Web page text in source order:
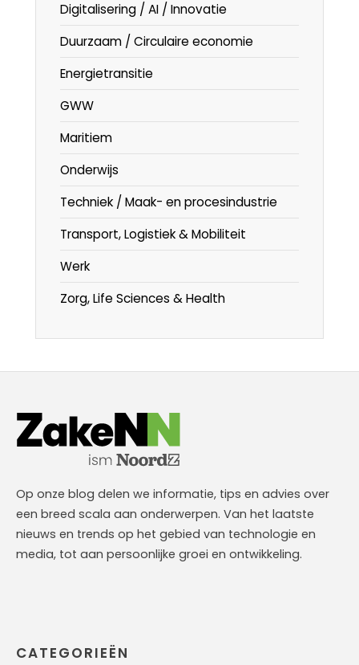
Digitalisering / AI / Innovatie
Duurzaam / Circulaire economie
Energietransitie
GWW
Maritiem
Onderwijs
Techniek / Maak- en procesindustrie
Transport, Logistiek & Mobiliteit
Werk
Zorg, Life Sciences & Health
Op onze blog delen we informatie, tips en advies over
een breed scala aan onderwerpen. Van het laatste
nieuws en trends op het gebied van technologie en
media, tot aan persoonlijke groei en ontwikkeling.
CATEGORIEËN